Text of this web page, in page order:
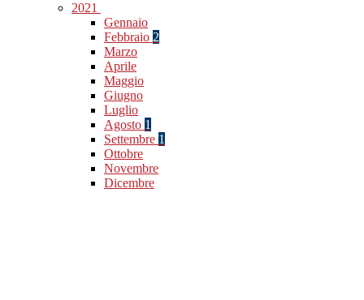
2021
Gennaio
Febbraio 2
Marzo
Aprile
Maggio
Giugno
Luglio
Agosto 1
Settembre 1
Ottobre
Novembre
Dicembre